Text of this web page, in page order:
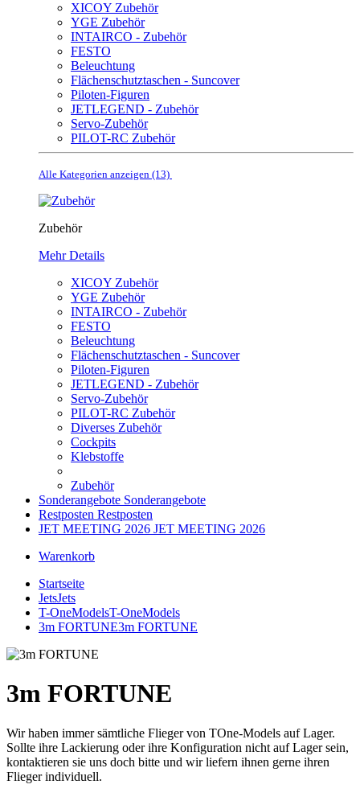
XICOY Zubehör
YGE Zubehör
INTAIRCO - Zubehör
FESTO
Beleuchtung
Flächenschutztaschen - Suncover
Piloten-Figuren
JETLEGEND - Zubehör
Servo-Zubehör
PILOT-RC Zubehör
Alle Kategorien anzeigen (13)
Zubehör
Mehr Details
XICOY Zubehör
YGE Zubehör
INTAIRCO - Zubehör
FESTO
Beleuchtung
Flächenschutztaschen - Suncover
Piloten-Figuren
JETLEGEND - Zubehör
Servo-Zubehör
PILOT-RC Zubehör
Diverses Zubehör
Cockpits
Klebstoffe
Zubehör
Sonderangebote Sonderangebote
Restposten Restposten
JET MEETING 2026 JET MEETING 2026
Warenkorb
Startseite
JetsJets
T-OneModelsT-OneModels
3m FORTUNE3m FORTUNE
3m FORTUNE
Wir haben immer sämtliche Flieger von TOne-Models auf Lager.
Sollte ihre Lackierung oder ihre Konfiguration nicht auf Lager sein,
kontaktieren sie uns doch bitte und wir liefern ihnen gerne ihren
Flieger individuell.